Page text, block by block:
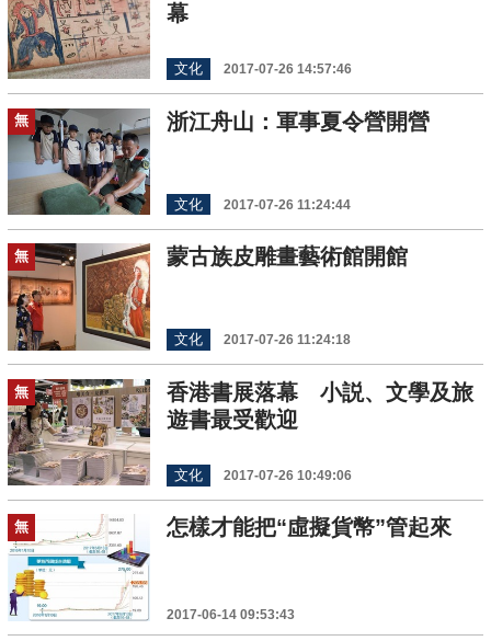
幕
文化 2017-07-26 14:57:46
無 浙江舟山：軍事夏令營開營
文化 2017-07-26 11:24:44
無 蒙古族皮雕畫藝術館開館
文化 2017-07-26 11:24:18
無
香港書展落幕 小説、文學及旅
遊書最受歡迎
文化 2017-07-26 10:49:06
無 怎樣才能把“虛擬貨幣”管起來
2017-06-14 09:53:43